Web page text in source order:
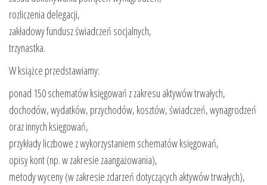
rozliczenia delegacji,
zakładowy fundusz świadczeń socjalnych,
trzynastka.
W książce przedstawiamy:
ponad 150 schematów księgowań z zakresu aktywów trwałych,
dochodów, wydatków, przychodów, kosztów, świadczeń, wynagrodzeń
oraz innych księgowań,
przykłady liczbowe z wykorzystaniem schematów księgowań,
opisy kont (np. w zakresie zaangażowania),
metody wyceny (w zakresie zdarzeń dotyczących aktywów trwałych),